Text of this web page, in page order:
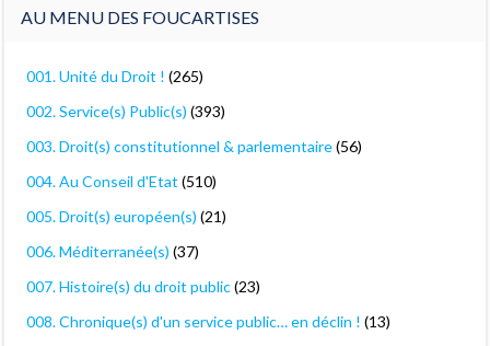
AU MENU DES FOUCARTISES
001. Unité du Droit ! (265)
002. Service(s) Public(s) (393)
003. Droit(s) constitutionnel & parlementaire(56)
004. Au Conseil d'Etat (510)
005. Droit(s) européen(s) (21)
006. Méditerranée(s) (37)
007. Histoire(s) du droit public(23)
008. Chronique(s) d'un service public… en déclin ! (13)